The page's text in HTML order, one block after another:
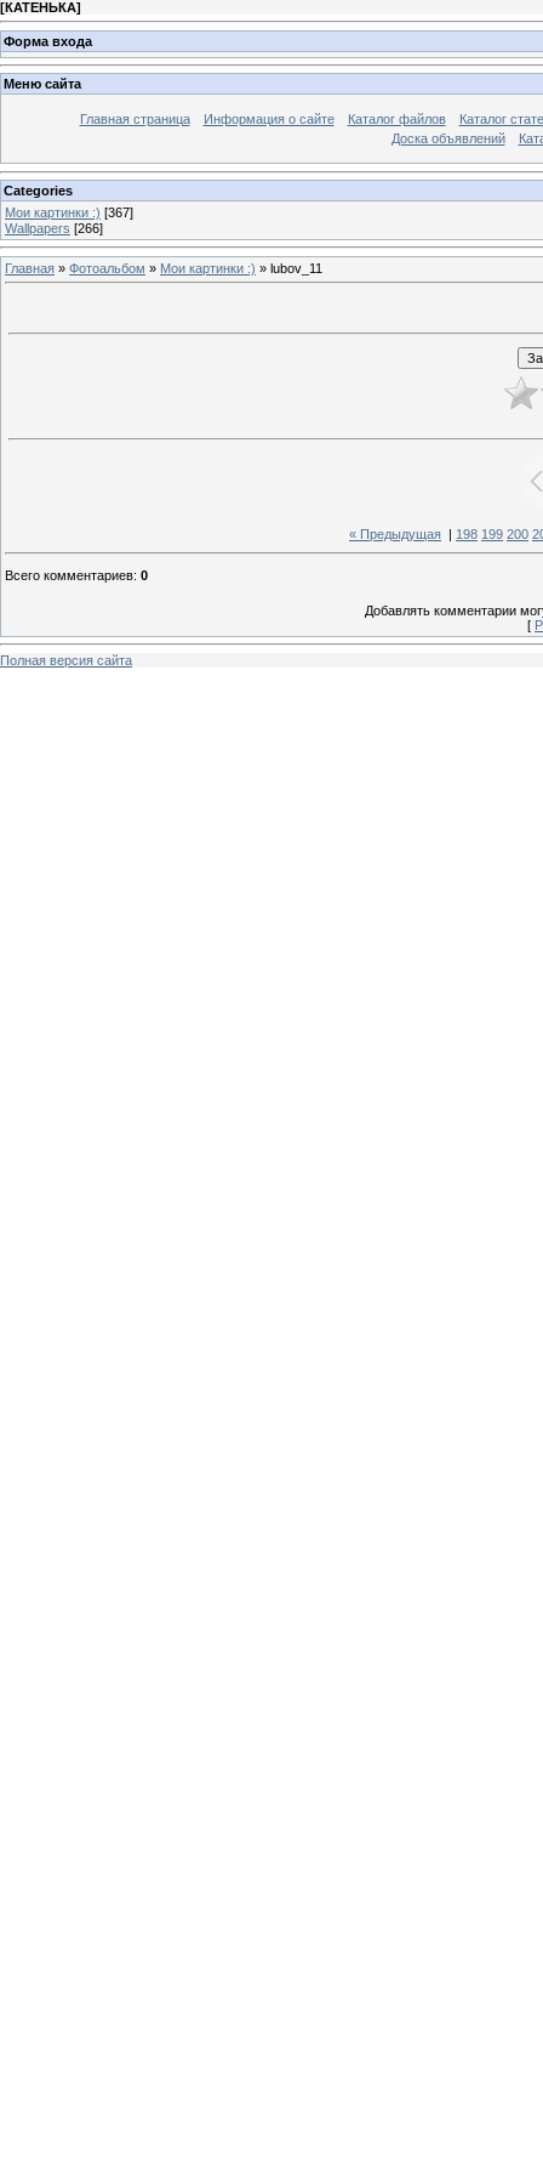
[КАТЕНЬКА]
Форма входа
Меню сайта
Главная страница Информация о сайте Каталог файлов
Каталог
Доска объявлений
Categories
Мои картинки :) [367]
Wallpapers [266]
Главная » Фотоальбом » Мои картинки :) » lubov_11
« Предыдущая 198 199 200
Всего комментариев: 0
Добавлять комментарии
[
Полная версия сайта